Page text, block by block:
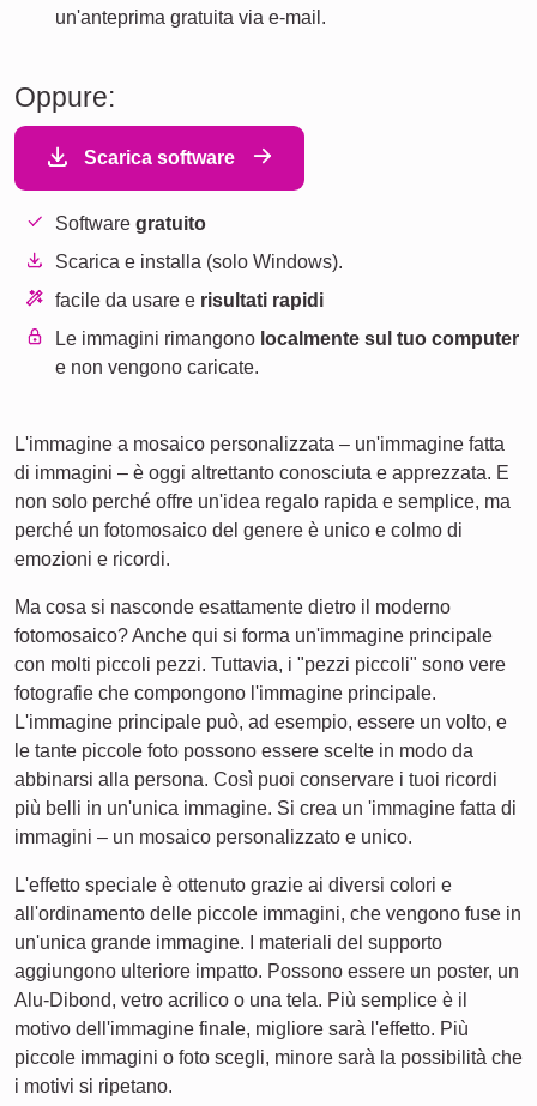
un'anteprima gratuita via e-mail.
Oppure:
Scarica software
Softwaregratuito
Scarica e installa (solo Windows).
facile da usare e risultati rapidi
Le immagini rimangono localmente sul tuo computer
e non vengono caricate.
L'immagine a mosaico personalizzata – un'immagine fatta
di immagini – è oggi altrettanto conosciuta e apprezzata. E
non solo perché offre un'idea regalo rapida e semplice, ma
perché un fotomosaico del genere è unico e colmo di
emozioni e ricordi.
Ma cosa si nasconde esattamente dietro il moderno
fotomosaico? Anche qui si forma un'immagine principale
con molti piccoli pezzi. Tuttavia, i "pezzi piccoli" sono vere
fotografie che compongono l'immagine principale.
L'immagine principale può, ad esempio, essere un volto, e
le tante piccole foto possono essere scelte in modo da
abbinarsi alla persona. Così puoi conservare i tuoi ricordi
più belli in un'unica immagine. Si crea un 'immagine fatta di
immagini – un mosaico personalizzato e unico.
L'effetto speciale è ottenuto grazie ai diversi colori e
all'ordinamento delle piccole immagini, che vengono fuse in
un'unica grande immagine. I materiali del supporto
aggiungono ulteriore impatto. Possono essere un poster, un
Alu-Dibond, vetro acrilico o una tela. Più semplice è il
motivo dell'immagine finale, migliore sarà l'effetto. Più
piccole immagini o foto scegli, minore sarà la possibilità che
i motivi si ripetano.